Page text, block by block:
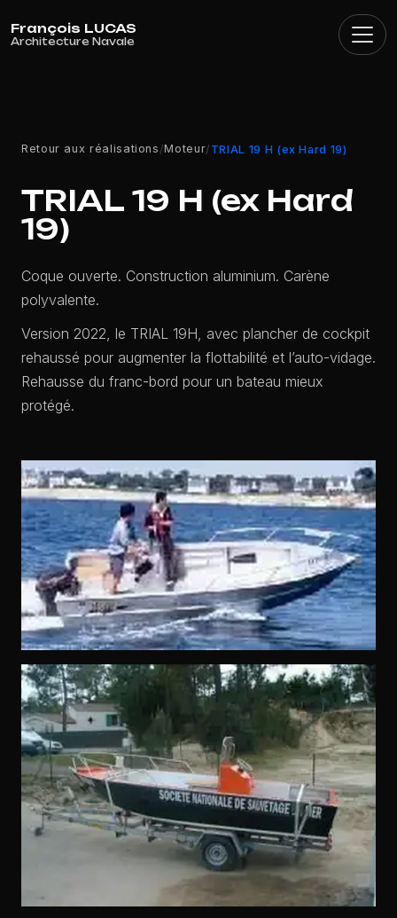
Retour aux réalisations /Moteur/ TRIAL 19 H (ex Hard 19)
TRIAL 19 H (ex Hard
19)
Coque ouverte. Construction aluminium. Carène
polyvalente.
Version 2022, le TRIAL 19H, avec plancher de cockpit
rehaussé pour augmenter la flottabilité et l’auto-vidage.
Rehausse du franc-bord pour un bateau mieux
protégé.